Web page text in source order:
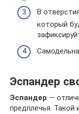
В
который
Эспандер
Эспандер —
предплечья. Такой